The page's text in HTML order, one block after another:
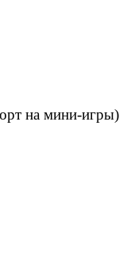
на мини-игры)